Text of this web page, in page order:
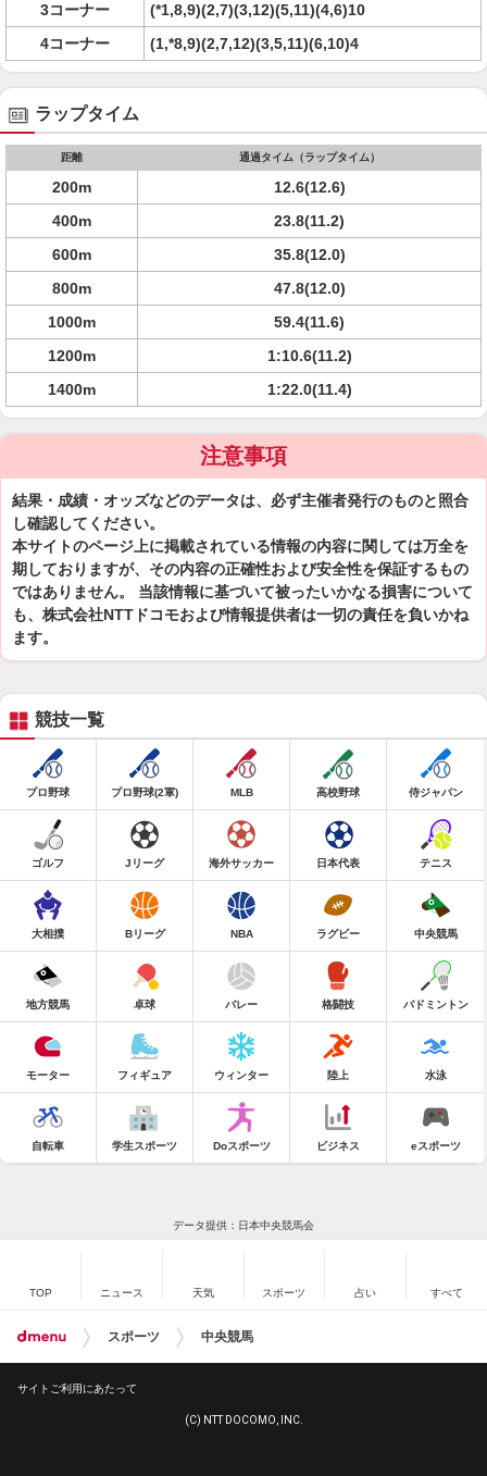
3コーナー
(*1,8,9)(2,7)(3,12)(5,11)(4,6)10
4コーナー
(1,*8,9)(2,7,12)(3,5,11)(6,10)4
ラップタイム
距離 通過タイム（ラップタイム）
200m
12.6(12.6)
400m
23.8(11.2)
600m
35.8(12.0)
800m
47.8(12.0)
1000m
59.4(11.6)
1200m
1:10.6(11.2)
1400m
1:22.0(11.4)
注意事項
結果・成績・オッズなどのデータは、必ず主催者発行のものと照合
し確認してください。
本サイトのページ上に掲載されている情報の内容に関しては万全を
期しておりますが、その内容の正確性および安全性を保証するもの
ではありません。 当該情報に基づいて被ったいかなる損害について
も、株式会社NTTドコモおよび情報提供者は一切の責任を負いかね
ます。
競技一覧
プロ野球 プロ野球(2軍) MLB 高校野球 侍ジャパン
ゴルフ Jリーグ 海外サッカー 日本代表 テニス
大相撲 Bリーグ NBA ラグビー 中央競馬
地方競馬 卓球 バレー 格闘技 バドミントン
モーター フィギュア ウィンター 陸上 水泳
自転車 学生スポーツ Doスポーツ ビジネス eスポーツ
データ提供：日本中央競馬会
TOP ニュース 天気 スポーツ 占い すべて
スポーツ 中央競馬
サイトご利用にあたって
(C) NTT DOCOMO, INC.